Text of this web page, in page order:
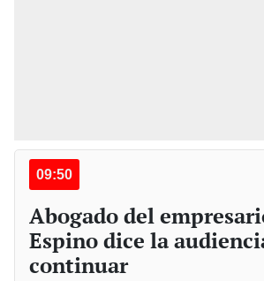
09:50
Abogado del
Espino dice la
continuar